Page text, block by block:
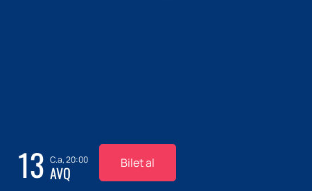
13 C.a, 20:00
AVQ Bilet al